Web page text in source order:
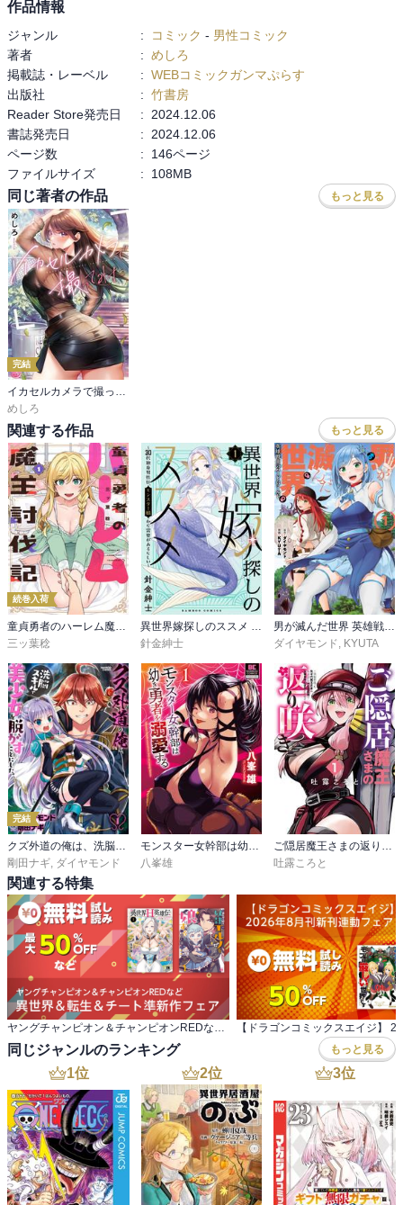
作品情報
ジャンル : コミック - 男性コミック
著者
: めしろ
掲載誌・レーベル
: WEBコミックガンマぷらす
出版社
: 竹書房
Reader Store発売日
:
2024.12.06
書誌発売日
:
2024.12.06
ページ数
:
146ページ
ファイルサイズ
: 108MB
同じ著者の作品 もっと見る
完結
イカセルカメラで撮ってみた【フルカラー電子単行本版】
めしろ
関連する作品 もっと見る
続巻入荷
三ッ葉稔
針金紳士
ダイヤモンド KYUTA
完結
クズ外道の俺は、洗脳スキルで美少女を脱がすことにした。
剛田ナギ, ダイヤモンド
モンスター女幹部は幼き勇者を溺愛する
八峯雄
ご隠居魔王さまの返り咲き ～突如若返った先々代魔王さまはちょっぴりHな謎武術で女尊男卑の世界を平定する～
吐露ころと
関連する特集
ヤングチャンピオン＆チャンピオンREDなど 異世界＆転生＆チート準新作フェア
同じジャンルのランキング もっと見る
1位 2位 3位